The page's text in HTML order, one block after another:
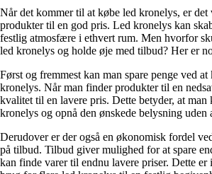
Når det kommer til at købe led kronelys, er
produkter til en god pris. Led kronelys kan
festlig atmosfære i ethvert rum. Men hvorfor
led kronelys og holde øje med tilbud? Her er
Først og fremmest kan man spare penge ved
kronelys. Når man finder produkter til en
kvalitet til en lavere pris. Dette betyder, at man
kronelys og opnå den ønskede belysning uden
Derudover er der også en økonomisk fordel
på tilbud. Tilbud giver mulighed for at spare
kan finde varer til endnu lavere priser. Dette